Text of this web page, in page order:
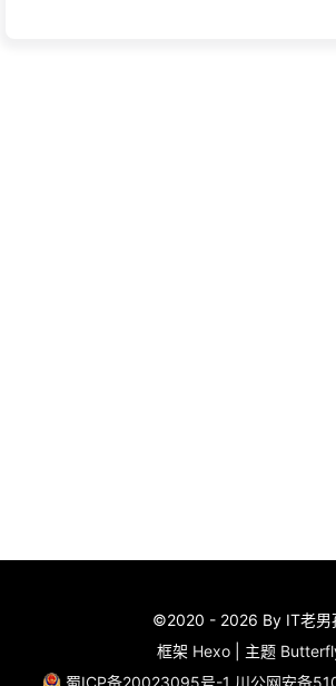
©2020 - 2026 By IT老男
框架 Hexo 主题
蜀ICP备20023095号-1 川公网安备